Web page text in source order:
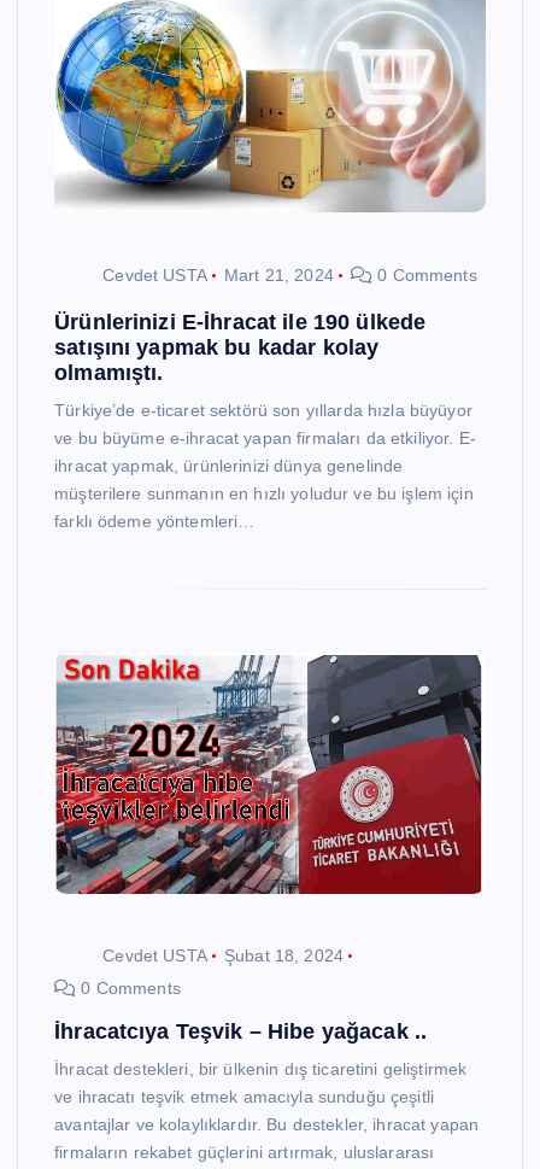
Cevdet USTA Mart 21, 2024 0 Comments
Ürünlerinizi E-İhracat ile 190 ülkede
satışını yapmak bu kadar kolay
olmamıştı.
Türkiye’de e-ticaret sektörü son yıllarda hızla büyüyor
ve bu büyüme e-ihracat yapan firmaları da etkiliyor. E-
ihracat yapmak, ürünlerinizi dünya genelinde
müşterilere sunmanın en hızlı yoludur ve bu işlem için
farklı ödeme yöntemleri…
Cevdet USTA
Şubat 18, 2024
0 Comments
İhracatcıya Teşvik – Hibe yağacak ..
İhracat destekleri, bir ülkenin dış ticaretini geliştirmek
ve ihracatı teşvik etmek amacıyla sunduğu çeşitli
avantajlar ve kolaylıklardır. Bu destekler, ihracat yapan
firmaların rekabet güçlerini artırmak, uluslararası